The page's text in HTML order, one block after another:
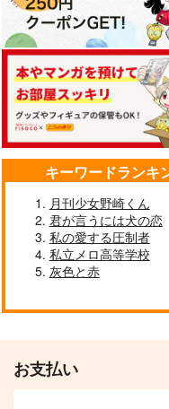
あれ？気付いちゃいま
したか？
ぽわちゅちゅ
及川徹×影山飛雄
作品詳細
名前
ち 総
眠眠
影
キーワードランキ
月刊少女野崎くん
君が言うには犬の恋
私の愛する圧制者
私立メロ高等学校
灰色と赤
お支払い